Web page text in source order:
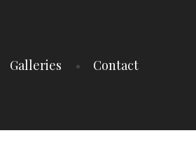
Galleries Contact